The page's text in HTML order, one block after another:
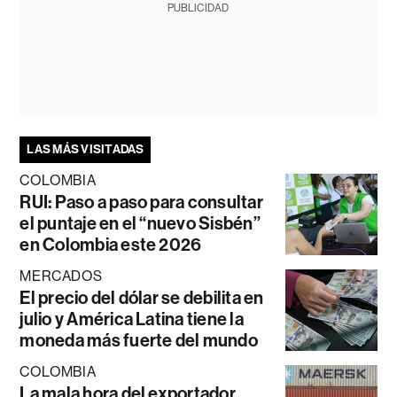
PUBLICIDAD
LAS MÁS VISITADAS
COLOMBIA
RUI: Paso a paso para consultar
el puntaje en el “nuevo Sisbén”
en Colombia este 2026
MERCADOS
El precio del dólar se debilita en
julio y América Latina tiene la
moneda más fuerte del mundo
COLOMBIA